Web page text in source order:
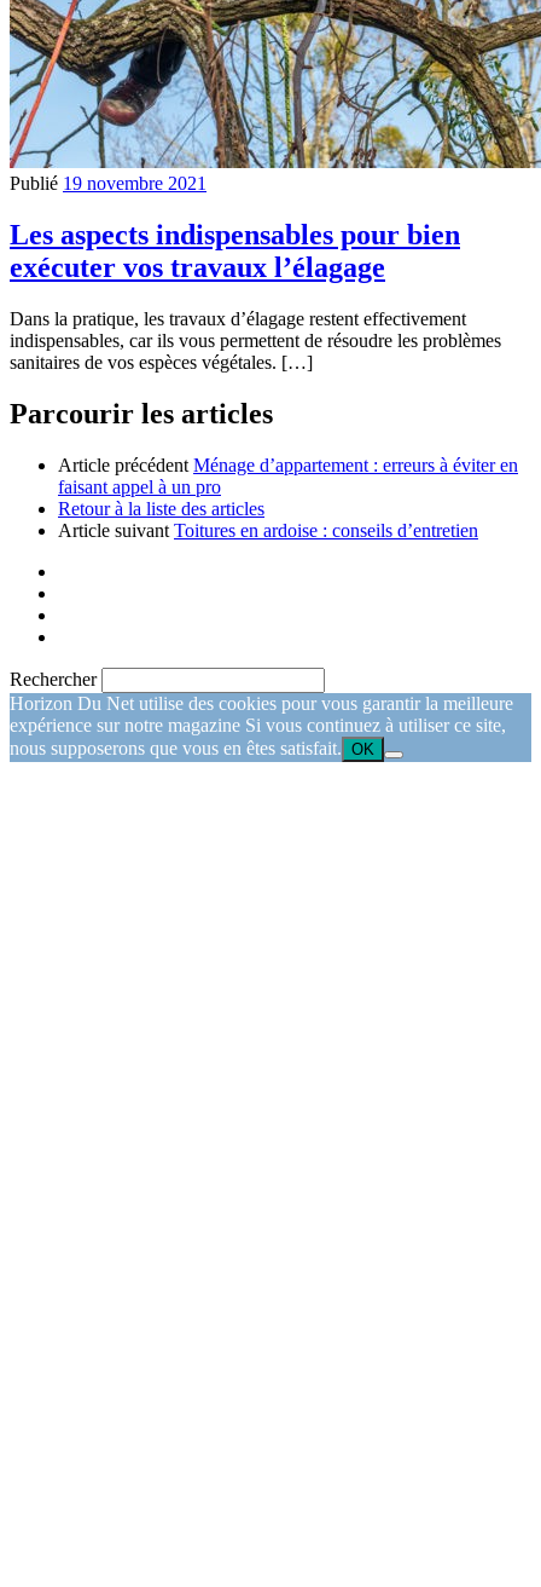
Publié 19 novembre 2021
Les aspects indispensables pour bien
exécuter vos travaux l’élagage
Dans la pratique, les travaux d’élagage restent effectivement
indispensables, car ils vous permettent de résoudre les problèmes
sanitaires de vos espèces végétales. […]
Parcourir les articles
Article précédent Ménage d’appartement : erreurs à éviter en
faisant appel à un pro
Retour à la liste des articles
Article suivant Toitures en ardoise : conseils d’entretien
Rechercher
Horizon Du Net utilise des cookies pour vous garantir la meilleure
expérience sur notre magazine Si vous continuez à utiliser ce site,
nous supposerons que vous en êtes satisfait. OK